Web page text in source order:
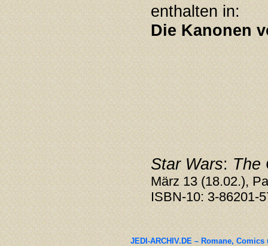
enthalten in:
Die Kanonen
Star Wars:The
März 13 (18.02.),
ISBN-10: 3-86201-
JEDI-ARCHIV.DE – Romane,